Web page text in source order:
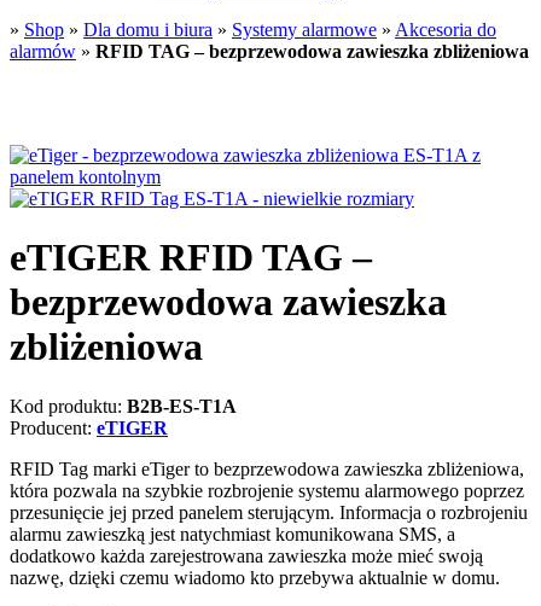
» Shop » Dla domu i biura » Systemy alarmowe » Akcesoria do
alarmów » RFID TAG – bezprzewodowa zawieszka zbliżeniowa
eTIGER RFID TAG –
bezprzewodowa zawieszka
zbliżeniowa
Kod produktu: B2B-ES-T1A
Producent: eTIGER
RFID Tag marki eTiger to bezprzewodowa zawieszka zbliżeniowa,
która pozwala na szybkie rozbrojenie systemu alarmowego poprzez
przesunięcie jej przed panelem sterującym. Informacja o rozbrojeniu
alarmu zawieszką jest natychmiast komunikowana SMS, a
dodatkowo każda zarejestrowana zawieszka może mieć swoją
nazwę, dzięki czemu wiadomo kto przebywa aktualnie w domu.